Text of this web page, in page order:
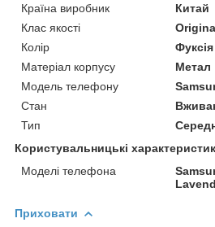
Країна виробник
Китай
Клас якості
Колір
Фуксія
Матеріал корпусу
Метал
Модель телефону
Стан
Тип
Користувальницькі
Моделі телефона
Приховати